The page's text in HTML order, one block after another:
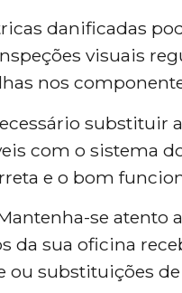
danificadas
visuais
nos
substituir
com o sistema
e o bom
se atento
da sua oficina
ou substituições